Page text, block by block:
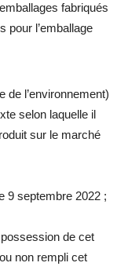
fabriqués
pour l’emballage
de l’environnement)
selon laquelle il
sur le marché
9 septembre 2022 ;
de cet
non rempli cet